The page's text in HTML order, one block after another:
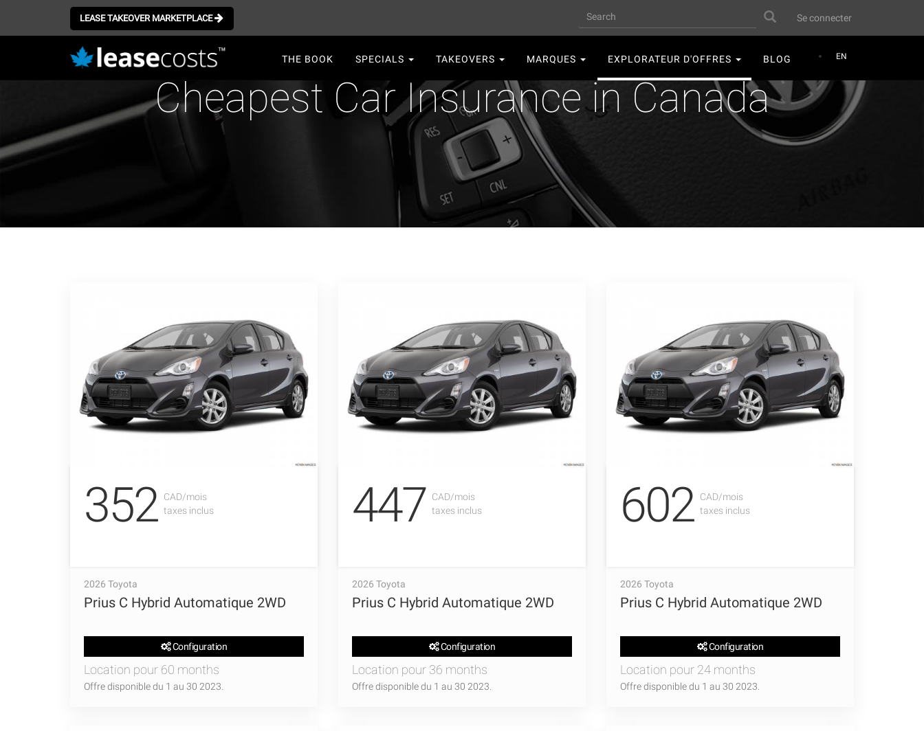
LEASE TAKEOVER MARKETPLACE
User
account
menu
Se connecter
Search Search
EN
navigation
THE BOOK SPECIALS TAKEOVERS MARQUES EXPLORATEUR D'OFFRES BLOG
Cheapest Car Insurance in Canada
352 CAD/mois
taxes inclus
2026 Toyota
Prius C Hybrid Automatique 2WD
Configuration
Location pour 60 months
Offre disponible du 1 au 30 2023.
447 CAD/mois
taxes inclus
2026 Toyota
Prius C Hybrid Automatique 2WD
Configuration
Location pour 36 months
Offre disponible du 1 au 30 2023.
602 CAD/mois
taxes inclus
2026 Toyota
Prius C Hybrid Automatique 2WD
Configuration
Location pour 24 months
Offre disponible du 1 au 30 2023.